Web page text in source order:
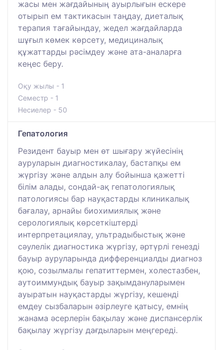
жасы мен жағдайының ауырлығын ескере
отырып ем тактикасын таңдау, диеталық
терапия тағайындау, жедел жағдайларда
шұғыл көмек көрсету, медициналық
құжаттарды рәсімдеу және ата-аналарға
кеңес беру.
Оқу жылы - 1
Семестр - 1
Несиелер - 50
Гепатология
Резидент бауыр мен өт шығару жүйесінің
ауруларын диагностикалау, бастапқы ем
жүргізу және алдын алу бойынша қажетті
білім алады, сондай-ақ гепатологиялық
патологиясы бар науқастарды клиникалық
бағалау, арнайы биохимиялық және
серологиялық көрсеткіштерді
интерпретациялау, ультрадыбыстық және
сәулелік диагностика жүргізу, әртүрлі генезді
бауыр ауруларында дифференциалды диагноз
қою, созылмалы гепатиттермен, холестазбен,
аутоиммундық бауыр зақымдануларымен
ауыратын науқастарды жүргізу, кешенді
емдеу сызбаларын әзірлеуге қатысу, емнің
жанама әсерлерін бақылау және диспансерлік
бақылау жүргізу дағдыларын меңгереді.